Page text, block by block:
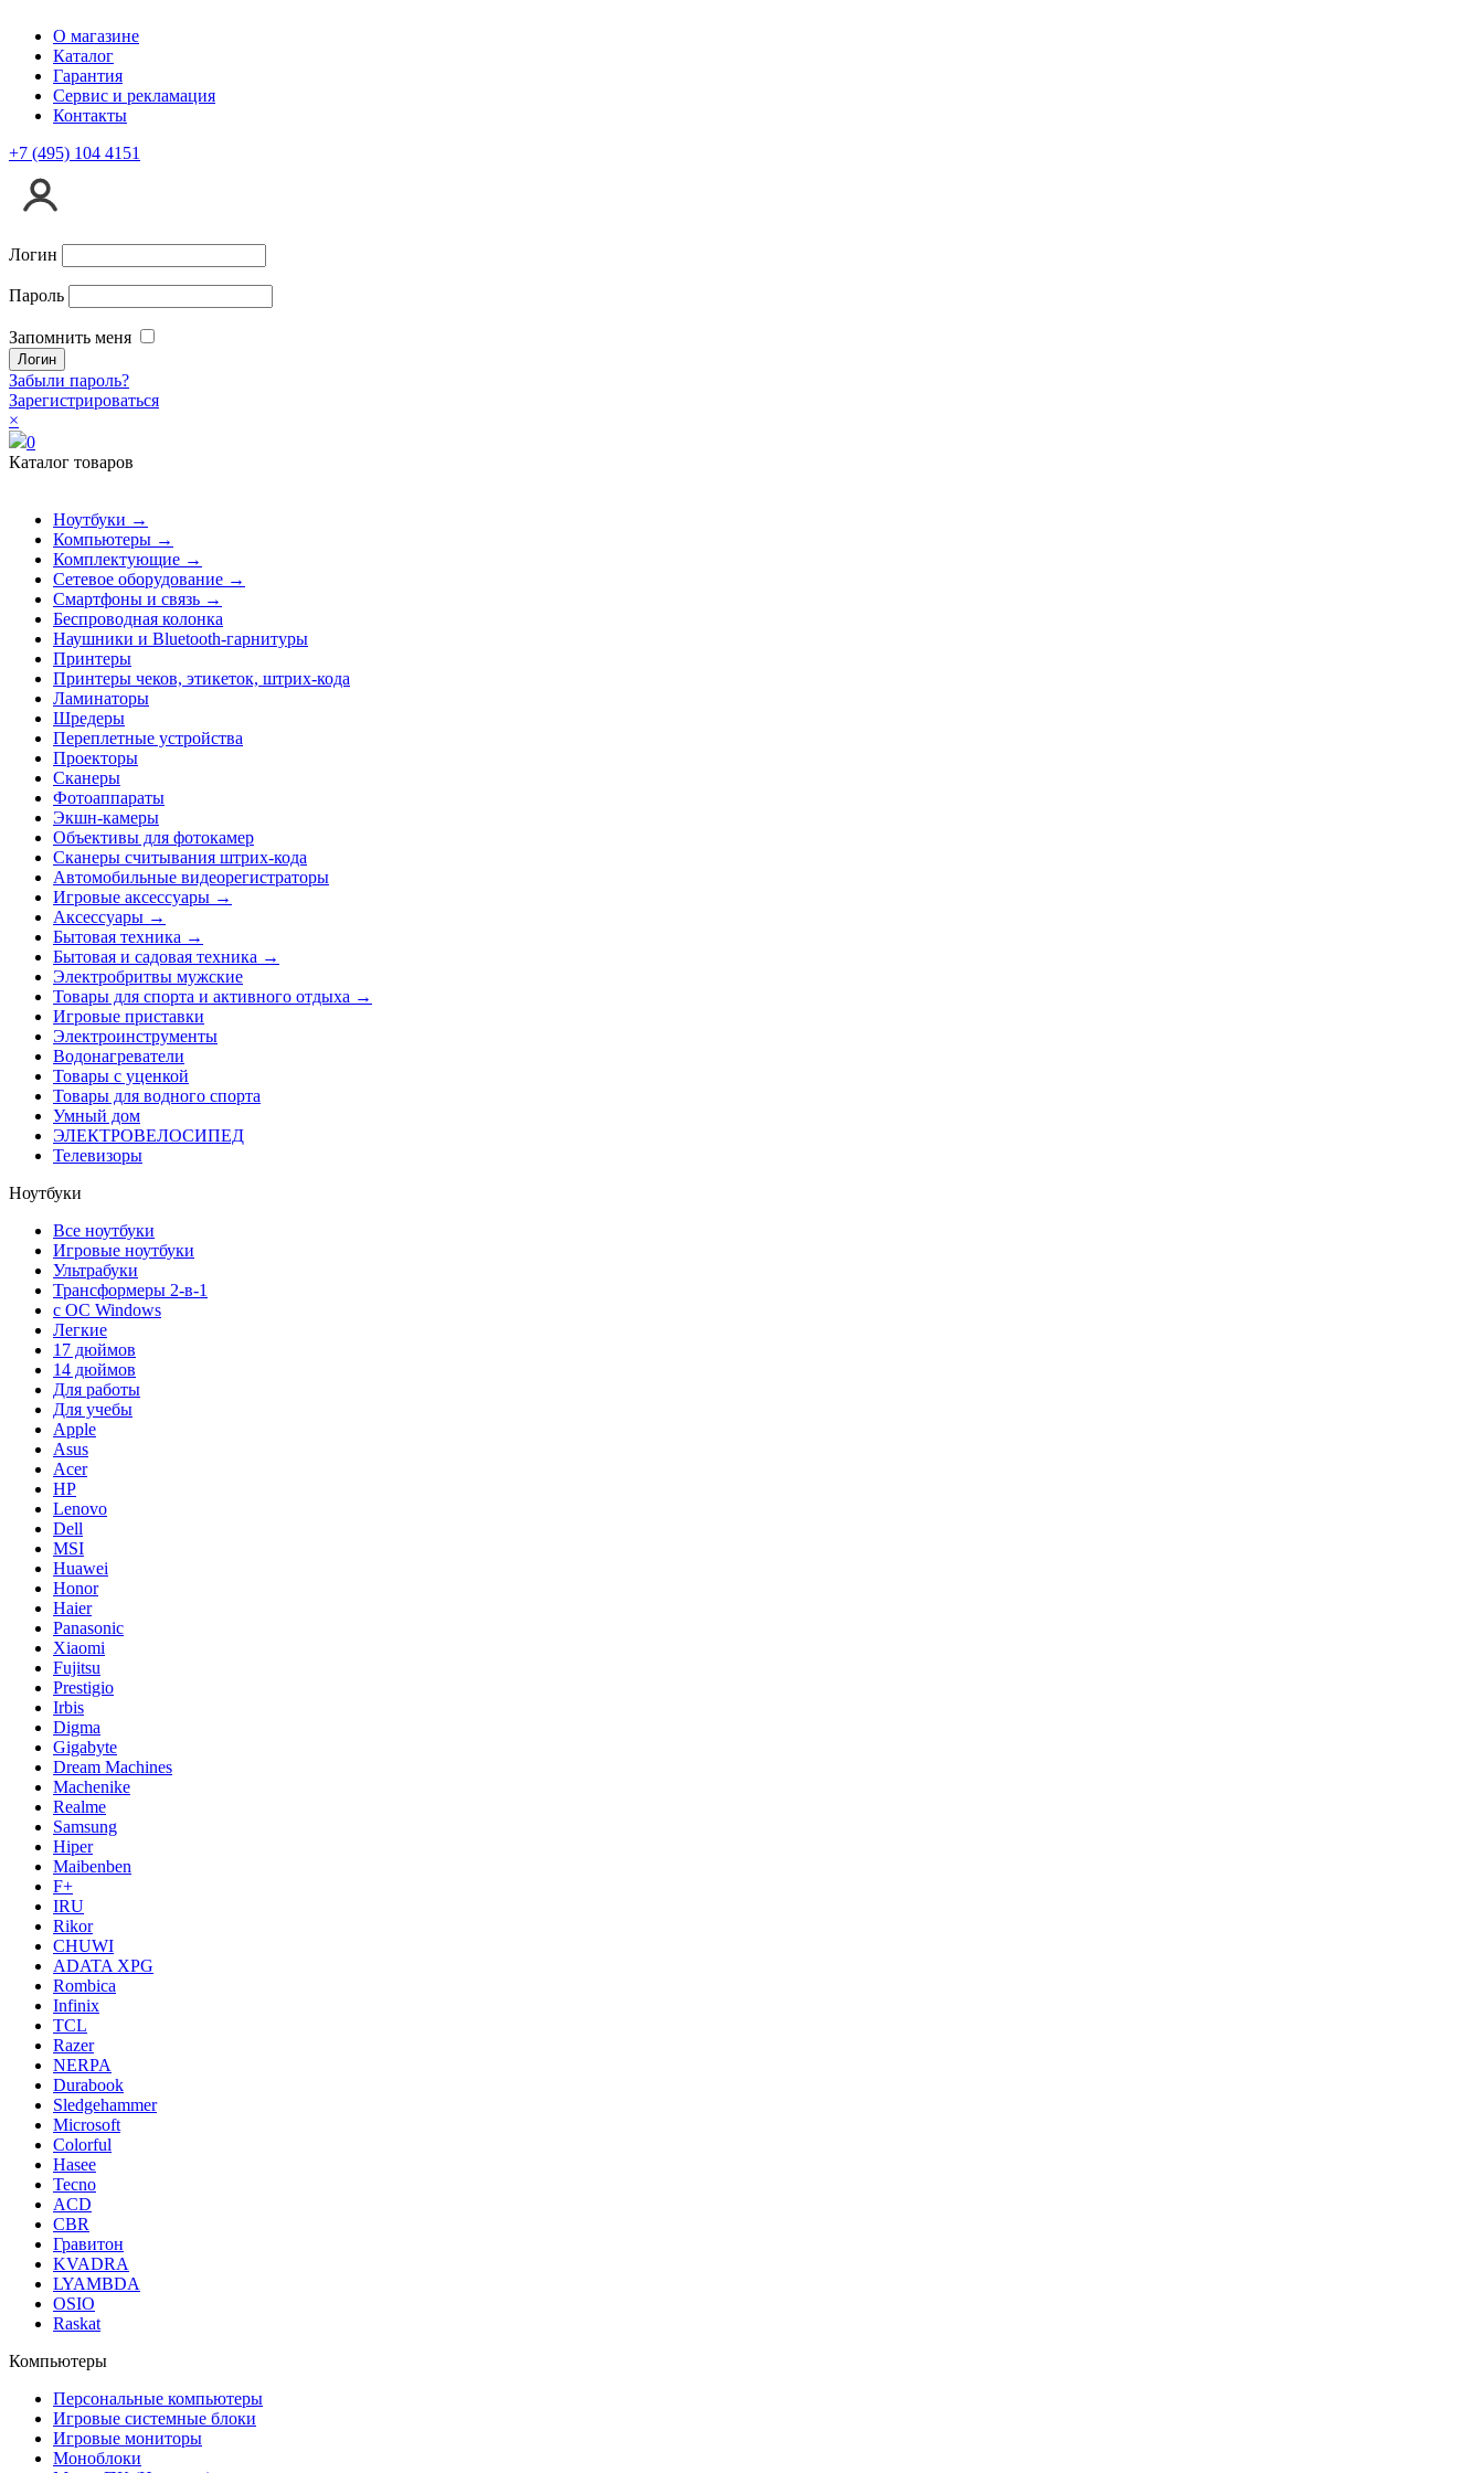
О магазине
Каталог
Гарантия
Сервис и рекламация
Контакты
+7 (495) 104 4151
Логин
Пароль
Запомнить меня
Забыли пароль?
Зарегистрироваться
×
0
Каталог товаров
Ноутбуки →
Компьютеры →
Комплектующие →
Сетевое оборудование →
Смартфоны и связь →
Беспроводная колонка
Наушники и Bluetooth-гарнитуры
Принтеры
Принтеры чеков, этикеток, штрих-кода
Ламинаторы
Шредеры
Переплетные устройства
Проекторы
Сканеры
Фотоаппараты
Экшн-камеры
Объективы для фотокамер
Сканеры считывания штрих-кода
Автомобильные видеорегистраторы
Игровые аксессуары →
Аксессуары →
Бытовая техника →
Бытовая и садовая техника →
Электробритвы мужские
Товары для спорта и активного отдыха →
Игровые приставки
Электроинструменты
Водонагреватели
Товары с уценкой
Товары для водного спорта
Умный дом
ЭЛЕКТРОВЕЛОСИПЕД
Телевизоры
Ноутбуки
Все ноутбуки
Игровые ноутбуки
Ультрабуки
Трансформеры 2-в-1
с ОС Windows
Легкие
17 дюймов
14 дюймов
Для работы
Для учебы
Apple
Asus
Acer
HP
Lenovo
Dell
MSI
Huawei
Honor
Haier
Panasonic
Xiaomi
Fujitsu
Prestigio
Irbis
Digma
Gigabyte
Dream Machines
Machenike
Realme
Samsung
Hiper
Maibenben
F+
IRU
Rikor
CHUWI
ADATA XPG
Rombica
Infinix
TCL
Razer
NERPA
Durabook
Sledgehammer
Microsoft
Colorful
Hasee
Tecno
ACD
CBR
Гравитон
KVADRA
LYAMBDA
OSIO
Raskat
Компьютеры
Персональные компьютеры
Игровые системные блоки
Игровые мониторы
Моноблоки